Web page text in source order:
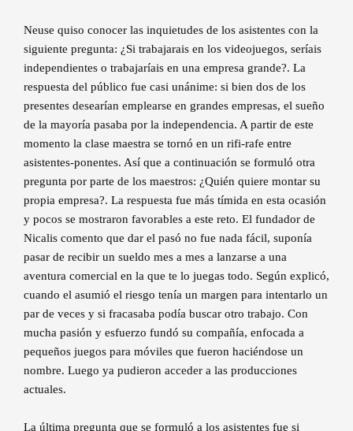
Neuse quiso conocer las inquietudes de los asistentes con la
siguiente pregunta: ¿Si trabajarais en los videojuegos, seríais
independientes o trabajaríais en una empresa grande?. La
respuesta del público fue casi unánime: si bien dos de los
presentes desearían emplearse en grandes empresas, el sueño
de la mayoría pasaba por la independencia. A partir de este
momento la clase maestra se tornó en un rifi-rafe entre
asistentes-ponentes. Así que a continuación se formuló otra
pregunta por parte de los maestros: ¿Quién quiere montar su
propia empresa?. La respuesta fue más tímida en esta ocasión
y pocos se mostraron favorables a este reto. El fundador de
Nicalis comento que dar el pasó no fue nada fácil, suponía
pasar de recibir un sueldo mes a mes a lanzarse a una
aventura comercial en la que te lo juegas todo. Según explicó,
cuando el asumió el riesgo tenía un margen para intentarlo un
par de veces y si fracasaba podía buscar otro trabajo. Con
mucha pasión y esfuerzo fundó su compañía, enfocada a
pequeños juegos para móviles que fueron haciéndose un
nombre. Luego ya pudieron acceder a las producciones
actuales.
La última pregunta que se formuló a los asistentes fue si